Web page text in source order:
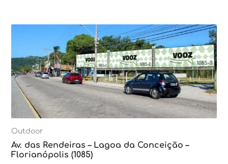
Outdoor
Av. das Rendeiras – Lagoa da Conceição –
Florianópolis (1085)